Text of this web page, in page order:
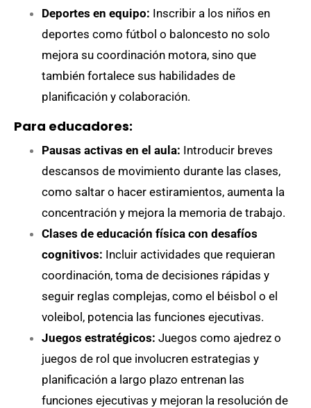
Deportes en equipo: Inscribir a los niños en
deportes como fútbol o baloncesto no solo
mejora su coordinación motora, sino que
también fortalece sus habilidades de
planificación y colaboración.
Para educadores:
Pausas activas en el aula: Introducir breves
descansos de movimiento durante las clases,
como saltar o hacer estiramientos, aumenta la
concentración y mejora la memoria de trabajo.
Clases de educación física con desafíos
cognitivos: Incluir actividades que requieran
coordinación, toma de decisiones rápidas y
seguir reglas complejas, como el béisbol o el
voleibol, potencia las funciones ejecutivas.
Juegos estratégicos: Juegos como ajedrez o
juegos de rol que involucren estrategias y
planificación a largo plazo entrenan las
funciones ejecutivas y mejoran la resolución de